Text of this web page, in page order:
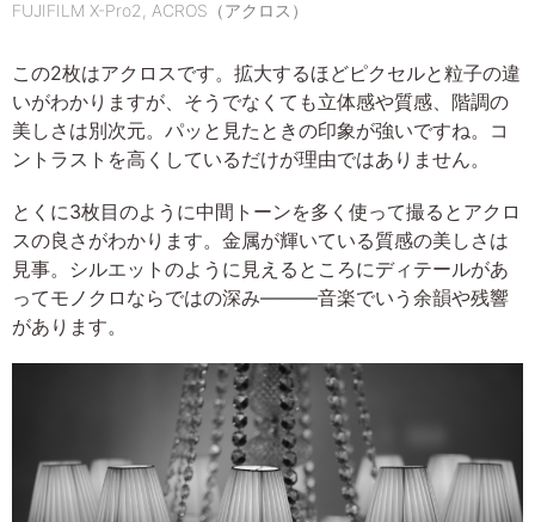
FUJIFILM X-Pro2, ACROS（アクロス）
この2枚はアクロスです。拡大するほどピクセルと粒子の違
いがわかりますが、そうでなくても立体感や質感、階調の
美しさは別次元。パッと見たときの印象が強いですね。コ
ントラストを高くしているだけが理由ではありません。
とくに3枚目のように中間トーンを多く使って撮るとアクロ
スの良さがわかります。金属が輝いている質感の美しさは
見事。シルエットのように見えるところにディテールがあ
ってモノクロならではの深み———音楽でいう余韻や残響
があります。